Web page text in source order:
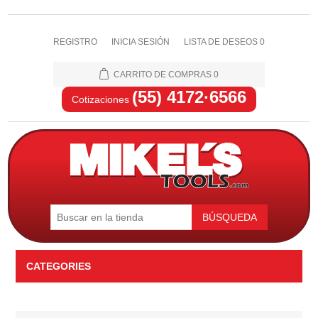
REGISTRO INICIA SESIÓN LISTA DE DESEOS 0
CARRITO DE COMPRAS 0
Cotizaciones (55) 4172·6566
BÚSQUEDA
CATEGORIES